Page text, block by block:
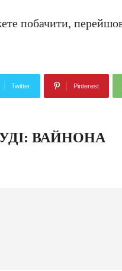
побачити,
Twitter Pinterest
ВАЙНОНА